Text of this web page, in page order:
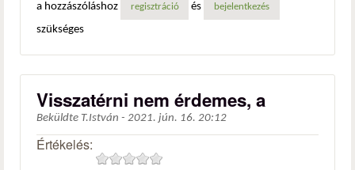
a hozzászóláshoz
regisztráció és bejelentkezés
szükséges
Visszatérni nem érdemes, a
Beküldte T.István - 2021. jún. 16. 20:12
Értékelés: